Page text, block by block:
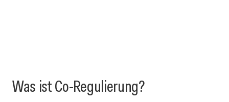
Was ist Co-Regulierung?